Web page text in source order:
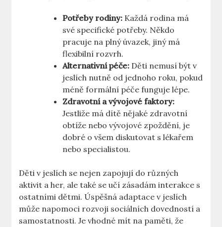
Potřeby rodiny: Každá rodina má
své specifické potřeby. Někdo
pracuje na plný úvazek, jiný má
flexibilní rozvrh.
Alternativní péče: Děti nemusí být v
jeslích nutně od jednoho roku, pokud
méně formální péče funguje lépe.
Zdravotní a vývojové faktory:
Jestliže má dítě nějaké zdravotní
obtíže nebo vývojové zpoždění, je
dobré o všem diskutovat s lékařem
nebo specialistou.
Děti v jeslích se nejen zapojují do různých
aktivit a her, ale také se učí zásadám interakce s
ostatními dětmi. Úspěšná adaptace v jeslích
může napomoci rozvoji sociálních dovedností a
samostatnosti. Je vhodné mít na paměti, že